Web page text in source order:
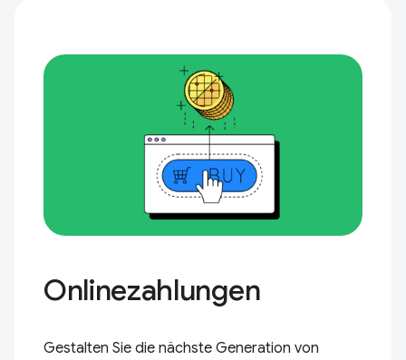
Onlinezahlungen
Gestalten Sie die nächste Generation von